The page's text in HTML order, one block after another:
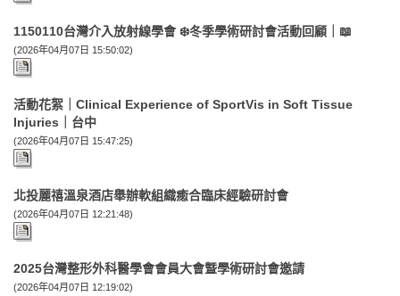
1150110台灣介入放射線學會 ❄️冬季學術研討會活動回顧｜📖
(2026年04月07日 15:50:02)
活動花絮｜Clinical Experience of SportVis in Soft Tissue
Injuries｜台中
(2026年04月07日 15:47:25)
北投麗禧溫泉酒店舉辦軟組織癒合臨床經驗研討會
(2026年04月07日 12:21:48)
2025台灣整形外科醫學會會員大會曁學術研討會邀請
(2026年04月07日 12:19:02)